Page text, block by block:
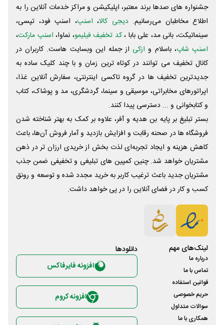
جشنواره های صدها برند معتبر، اپلیکیشن و مراکز خدمات آنلاین را به
اطلاع مخاطبان می‌رسانیم. دیجی کالا، اسنپ، اسنپ فود، تپسی،
سینماتیکت، بانی مد، علی‌ بابا ،کد تخفیف فیلیمو، نماوا، اسنپ مارکت،
اسنپ شاپ، باسلام و ازکی از جمله این وبسایت ‌هاست. کاربران در
کانال تخفیف می توانند در کوتاه ترین زمان و با چند کلیک ساده به
جدیدترین تخفیف ها در گروه تاکسی اینترنتی، سفارش آنلاین غذا،
اپراتورهای مخابراتی، موسیقی و سینما، گردشگری، مد و پوشاک، کتاب
و کتابخوانی و ... دسترسی پیدا کنند.
بستر تبلیغ بر پایه بن هدیه و آفر، علاوه بر کمک به بهتر شناخته شدن
فروشگاه ها در صحنه رقابت و افزایش بازدید و آمار فروش آن‌ها، باعث
کاهش هزینه و ایجاد تجربه‌ای لذت بخش از خریدی ارزان تر در ذهن
مشتریان خواهد شد. چنین کمپین های تبلیغی و تخفیفی ضمن جذب
مشتریان جدید باعث ترغیب کاربر به خرید مجدد شده و توسعه و رونق
کسب و کار در فضای آنلاین را در پی خواهد داشت.
لینک‌های مهم
درباره ما
تماس با ما
قوانین استفاده
حریم خصوصی
سوالات متداول
همکاری با ما
دانلود‌ها
افزونه فایرفاکس
افزونه کروم